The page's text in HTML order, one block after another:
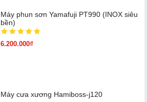
Máy phun sơn Yamafuji PT990 (INOX siêu
bền)
6.200.000₫
Máy cưa xương Hamiboss-j120